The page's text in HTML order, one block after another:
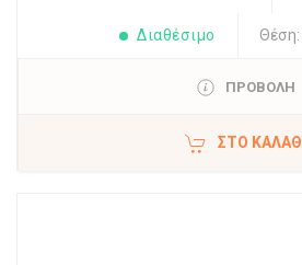
Διαθέσιμο Θέση:
ΠΡΟΒΟΛΗ
ΣΤΟ ΚΑΛΆΘΙ